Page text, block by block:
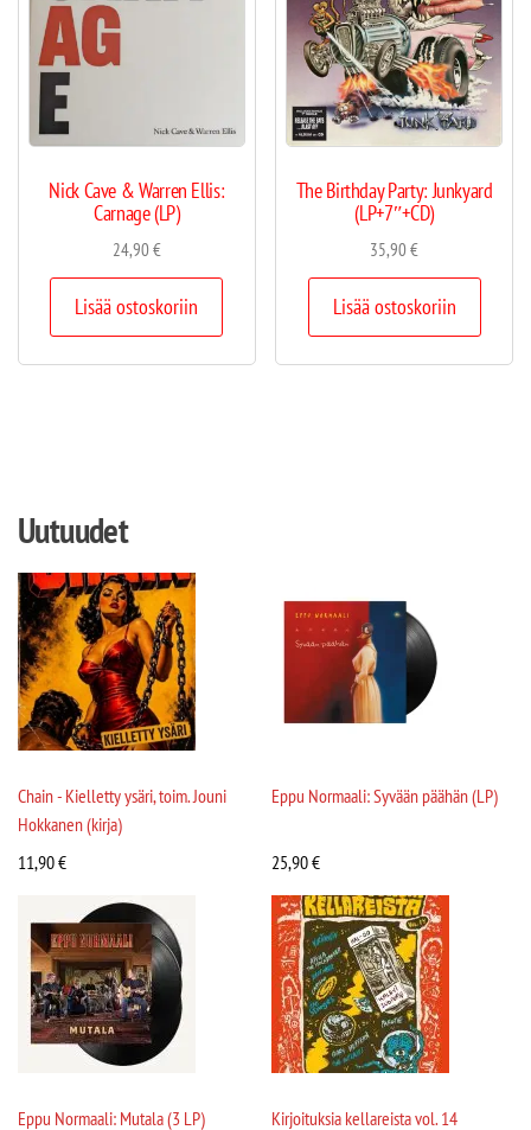
Nick Cave & Warren Ellis:
Carnage (LP)
24,90€
Lisää ostoskoriin
The Birthday Party: Junkyard
(LP+7″+CD)
35,90€
Lisää ostoskoriin
Uutuudet
Chain - Kielletty ysäri, toim. Jouni
Hokkanen (kirja)
11,90€
Eppu Normaali: Syvään päähän (LP)
25,90€
Eppu Normaali: Mutala (3 LP)
Kirjoituksia kellareista vol. 14